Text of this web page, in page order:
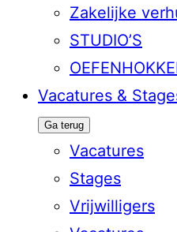
Zakelijke
STUDIO’S
Vacatures &
Ga terug
Vacatures
Stages
Vrijwilligers